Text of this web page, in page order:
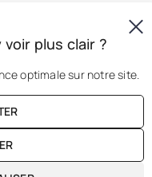
plus clair ?
optimale sur notre site.